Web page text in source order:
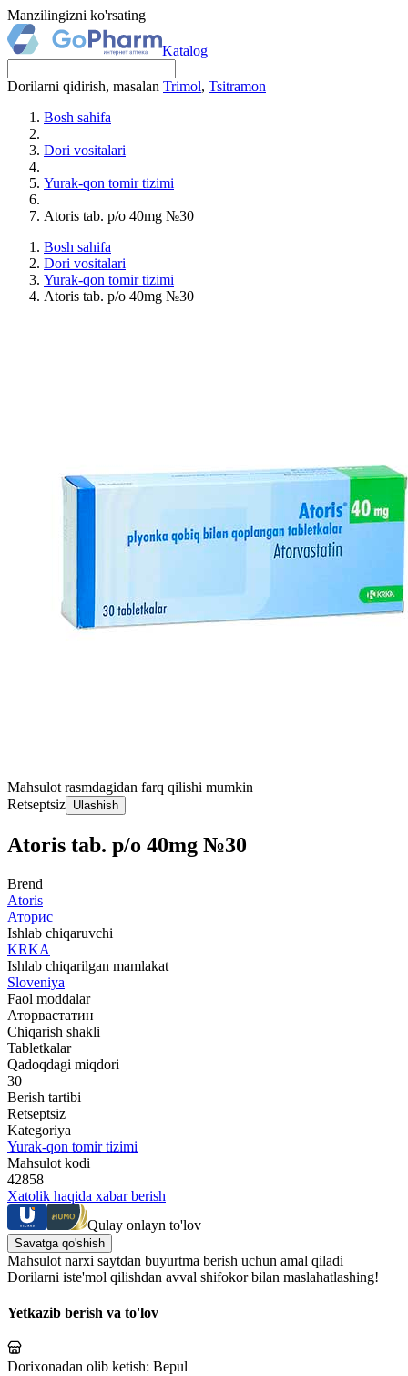
Manzilingizni ko'rsating
Katalog
Dorilarni qidirish, masalan Trimol, Tsitramon
Bosh sahifa
Dori vositalari
Yurak-qon tomir tizimi
Atoris tab. p/o 40mg №30
Bosh sahifa
Dori vositalari
Yurak-qon tomir tizimi
Atoris tab. p/o 40mg №30
Mahsulot rasmdagidan farq qilishi mumkin
Retseptsiz Ulashish
Atoris tab. p/o 40mg №30
Brend
Atoris
Аторис
Ishlab chiqaruvchi
KRKA
Ishlab chiqarilgan mamlakat
Sloveniya
Faol moddalar
Аторвастатин
Chiqarish shakli
Tabletkalar
Qadoqdagi miqdori
30
Berish tartibi
Retseptsiz
Kategoriya
Yurak-qon tomir tizimi
Mahsulot kodi
42858
Xatolik haqida xabar berish
Qulay onlayn to'lov
Savatga qo'shish
Mahsulot narxi saytdan buyurtma berish uchun amal qiladi
Dorilarni iste'mol qilishdan avval shifokor bilan maslahatlashing!
Yetkazib berish va to'lov
Dorixonadan olib ketish: Bepul